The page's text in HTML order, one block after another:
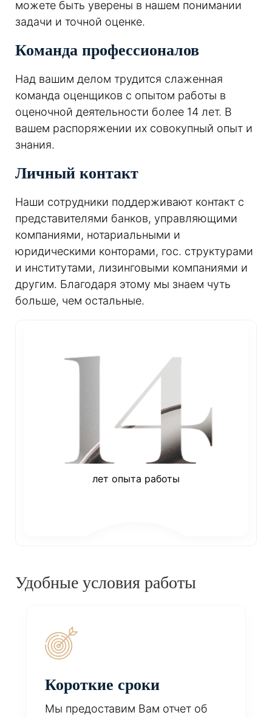
можете быть уверены в нашем понимании
задачи и точной оценке.
Команда профессионалов
Над вашим делом трудится слаженная
команда оценщиков с опытом работы в
оценочной деятельности более 14 лет. В
вашем распоряжении их совокупный опыт и
знания.
Личный контакт
Наши сотрудники поддерживают контакт с
представителями банков, управляющими
компаниями, нотариальными и
юридическими конторами, гос. структурами
и институтами, лизинговыми компаниями и
другим. Благодаря этому мы знаем чуть
больше, чем остальные.
лет опыта работы
Удобные условия работы
Короткие сроки
Мы предоставим Вам отчет об